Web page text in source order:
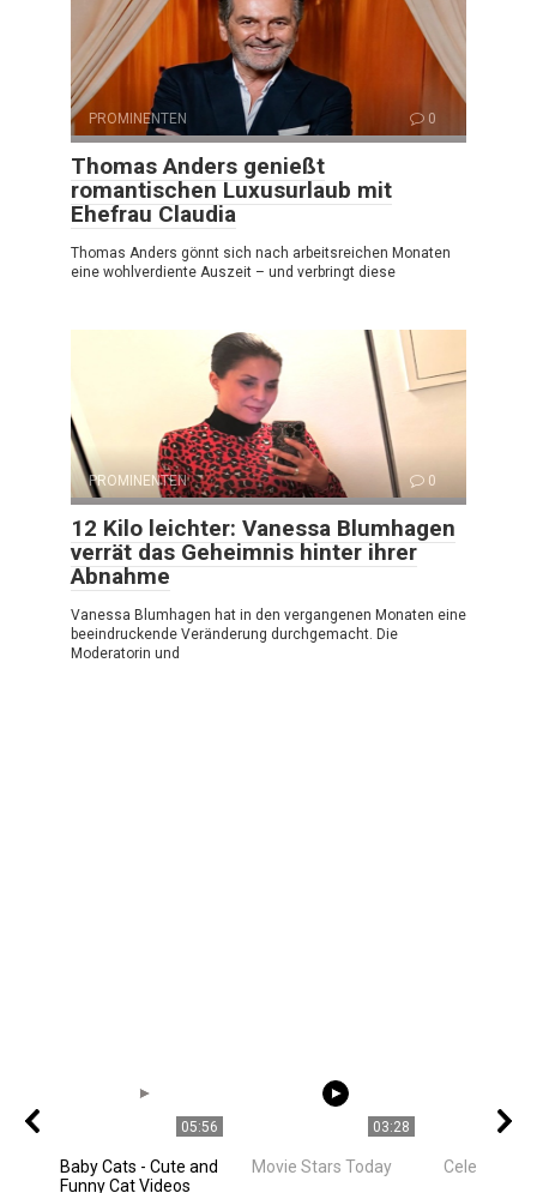
PROMINENTEN 0
Thomas Anders genießt
romantischen Luxusurlaub mit
Ehefrau Claudia
Thomas Anders gönnt sich nach arbeitsreichen Monaten
eine wohlverdiente Auszeit – und verbringt diese
PROMINENTEN 0
12 Kilo leichter: Vanessa Blumhagen
verrät das Geheimnis hinter ihrer
Abnahme
Vanessa Blumhagen hat in den vergangenen Monaten eine
beeindruckende Veränderung durchgemacht. Die
Moderatorin und
05:56
Baby Cats - Cute and
Funny Cat Videos
03:28
Movie Stars Today Celebrities